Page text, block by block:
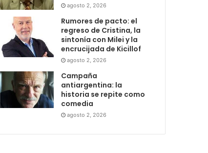
agosto 2, 2026
Rumores de pacto: el
regreso de Cristina, la
sintonía con Milei y la
encrucijada de Kicillof
agosto 2, 2026
Campaña
antiargentina: la
historia se repite como
comedia
agosto 2, 2026